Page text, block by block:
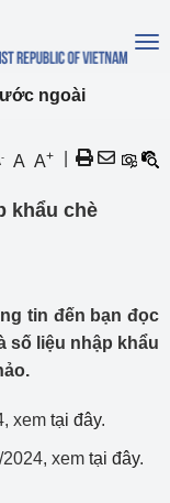
ngoài
- A A+
khẩu chè
tin đến bạn đọc
số liệu nhập khẩu
xem tại đây.
xem tại đây.